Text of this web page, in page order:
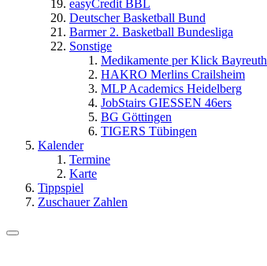
easyCredit BBL
Deutscher Basketball Bund
Barmer 2. Basketball Bundesliga
Sonstige
Medikamente per Klick Bayreuth
HAKRO Merlins Crailsheim
MLP Academics Heidelberg
JobStairs GIESSEN 46ers
BG Göttingen
TIGERS Tübingen
Kalender
Termine
Karte
Tippspiel
Zuschauer Zahlen